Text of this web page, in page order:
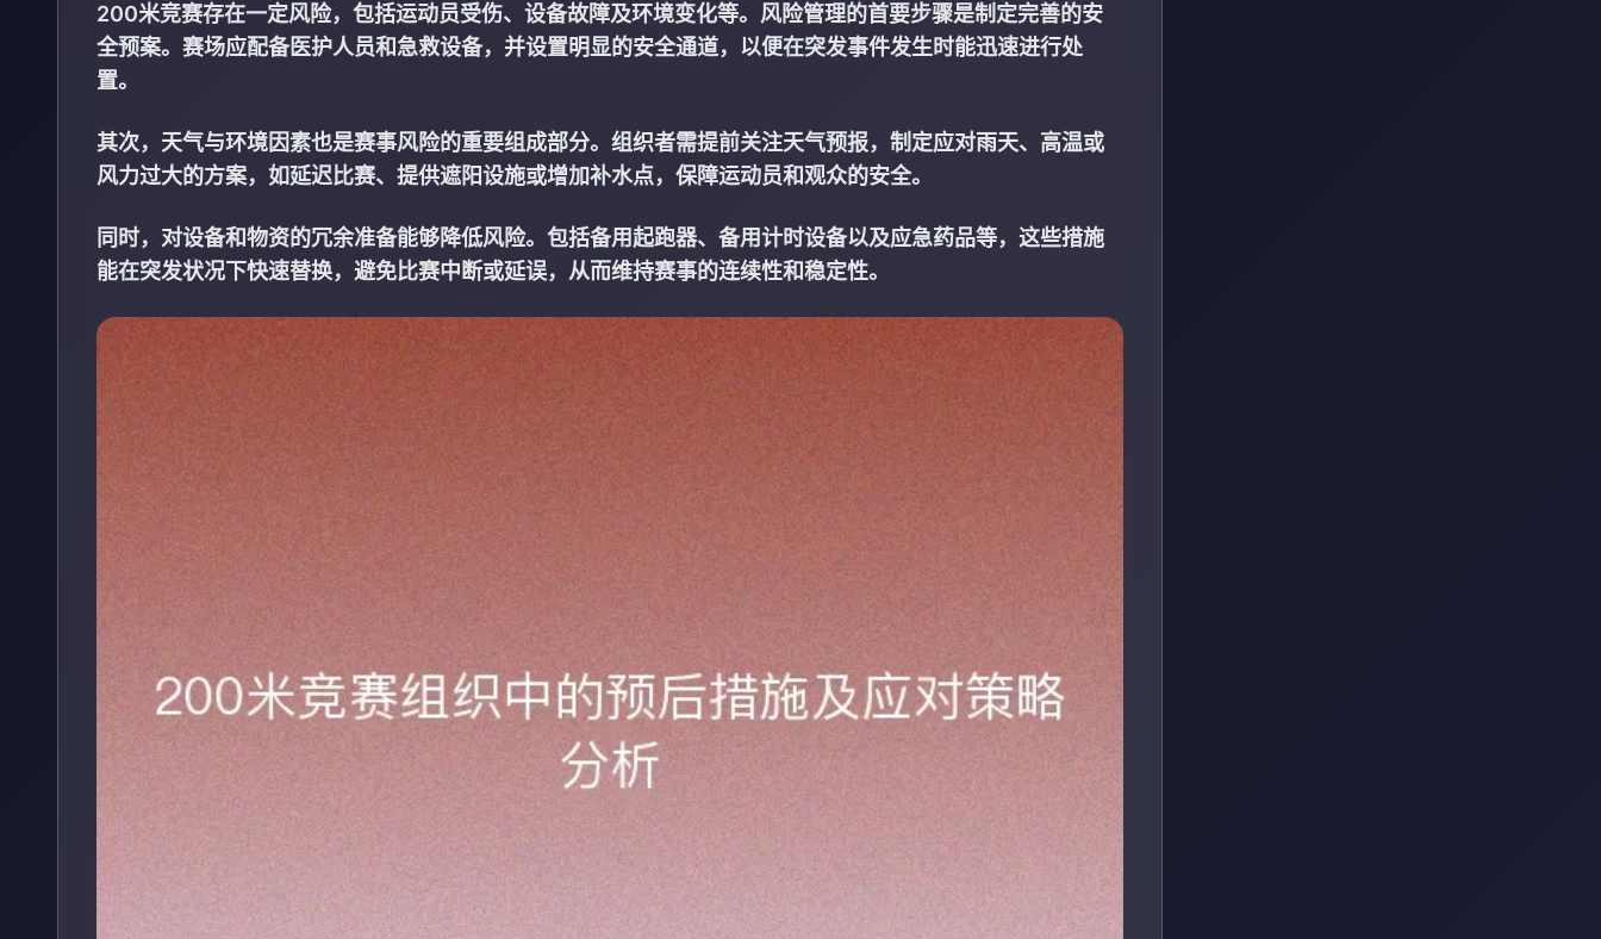
200米竞赛存在一定风险，包括运动员受伤、设备故障及环境变化等。风险管理的首要步骤是制定完善的安
全预案。赛场应配备医护人员和急救设备，并设置明显的安全通道，以便在突发事件发生时能迅速进行处
置。
其次，天气与环境因素也是赛事风险的重要组成部分。组织者需提前关注天气预报，制定应对雨天、高温或
风力过大的方案，如延迟比赛、提供遮阳设施或增加补水点，保障运动员和观众的安全。
同时，对设备和物资的冗余准备能够降低风险。包括备用起跑器、备用计时设备以及应急药品等，这些措施
能在突发状况下快速替换，避免比赛中断或延误，从而维持赛事的连续性和稳定性。